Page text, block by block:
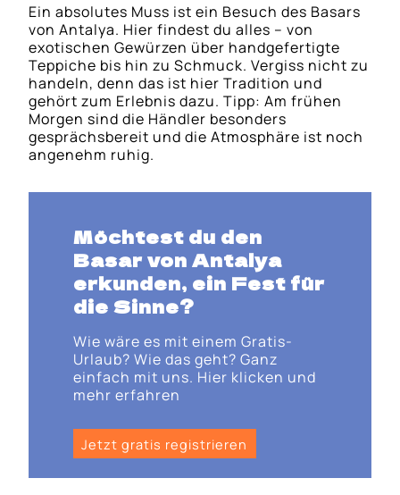
Ein absolutes Muss ist ein Besuch des Basars
von Antalya. Hier findest du alles – von
exotischen Gewürzen über handgefertigte
Teppiche bis hin zu Schmuck. Vergiss nicht zu
handeln, denn das ist hier Tradition und
gehört zum Erlebnis dazu. Tipp: Am frühen
Morgen sind die Händler besonders
gesprächsbereit und die Atmosphäre ist noch
angenehm ruhig.
Möchtest du den
Basar von Antalya
erkunden, ein Fest für
die Sinne?
Wie wäre es mit einem Gratis-
Urlaub? Wie das geht? Ganz
einfach mit uns. Hier klicken und
mehr erfahren
Jetzt gratis registrieren